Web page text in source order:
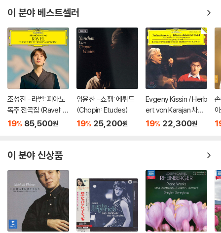
이 분야 베스트셀러
조성진 - 라벨: 피아노
독주 전곡집 (Ravel: T
he Complete Solo Pi
19% 85,500원
임윤찬 - 쇼팽: 에튀드
(Chopin: Etudes)
19% 25,200원
Evgeny Kissin / Herb
ert von Karajan 차이
코프스키: 피아노 협주
o No.1)
19% 22,300원
이 분야 신상품